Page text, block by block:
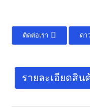
ติดต่อเรา ดา
รายละเอียดสิน